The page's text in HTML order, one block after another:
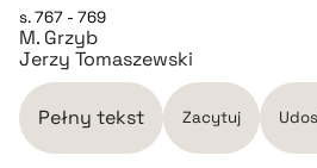
BIBTEX
pobierz cytat
s. 767 - 769
M. Grzyb
Jerzy Tomaszewski
Pełny tekst Zacytuj